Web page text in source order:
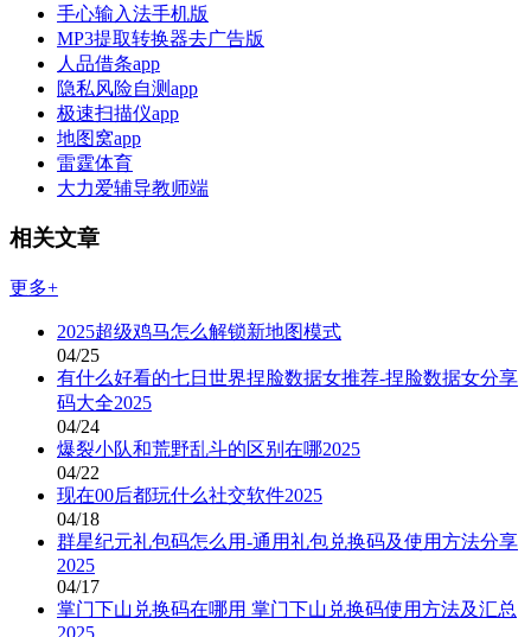
手心输入法手机版
MP3提取转换器去广告版
人品借条app
隐私风险自测app
极速扫描仪app
地图窝app
雷霆体育
大力爱辅导教师端
相关文章
更多+
2025超级鸡马怎么解锁新地图模式
04/25
有什么好看的七日世界捏脸数据女推荐-捏脸数据女分享
码大全2025
04/24
爆裂小队和荒野乱斗的区别在哪2025
04/22
现在00后都玩什么社交软件2025
04/18
群星纪元礼包码怎么用-通用礼包兑换码及使用方法分享
2025
04/17
掌门下山兑换码在哪用 掌门下山兑换码使用方法及汇总